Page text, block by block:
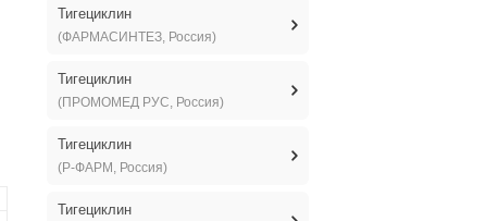
Тигециклин
(ФАРМАСИНТЕЗ, Россия)
Тигециклин
(ПРОМОМЕД РУС, Россия)
Тигециклин
(Р-ФАРМ, Россия)
Тигециклин